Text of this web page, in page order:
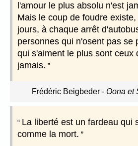
l'amour le plus absolu n'est
Mais le coup de foudre
jours, à chaque arrêt
personnes qui n'osent pas se
qui s'aiment le plus sont ceux
jamais.
Frédéric Beigbeder - Oona et
La liberté est un fardeau qui
comme la mort.